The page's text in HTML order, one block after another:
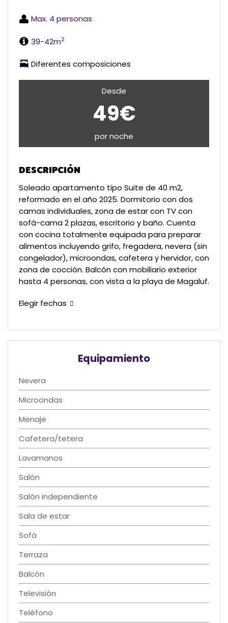
Max. 4 personas
39-42m2
Diferentes composiciones
Desde
49€
por noche
DESCRIPCIÓN
Soleado apartamento tipo Suite de 40 m2,
reformado en el año 2025. Dormitorio con dos
camas individuales, zona de estar con TV con
sofá-cama 2 plazas, escritorio y baño. Cuenta
con cocina totalmente equipada para preparar
alimentos incluyendo grifo, fregadera, nevera (sin
congelador), microondas, cafetera y hervidor, con
zona de cocción. Balcón con mobiliario exterior
hasta 4 personas, con vista a la playa de Magaluf.
Elegir fechas
Equipamiento
Nevera
Microondas
Menaje
Cafetera/tetera
Lavamanos
Salón
Salón independiente
Sala de estar
Sofá
Terraza
Balcón
Televisión
Teléfono